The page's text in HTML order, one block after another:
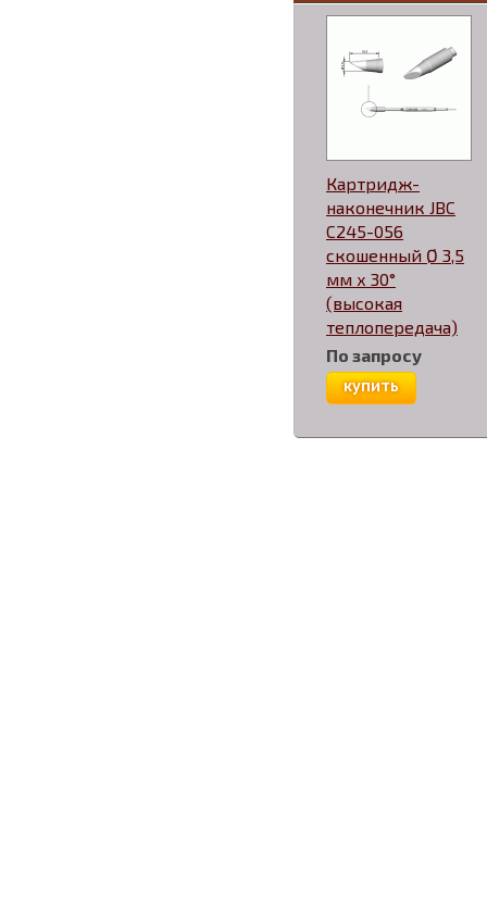
Картридж-
наконечник JBC
C245-056
скошенный Ø 3,5
мм х 30°
(высокая
теплопередача)
По запросу
купить